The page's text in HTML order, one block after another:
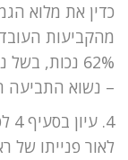
כדין את מלוא
מהקביעות
62% נכות,
– נשוא התביעה
לאור פנייתו של